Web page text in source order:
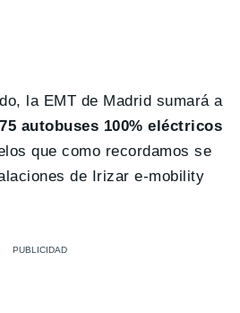
la EMT de Madrid sumará a
autobuses 100% eléctricos
que como recordamos se
de Irizar e-mobility